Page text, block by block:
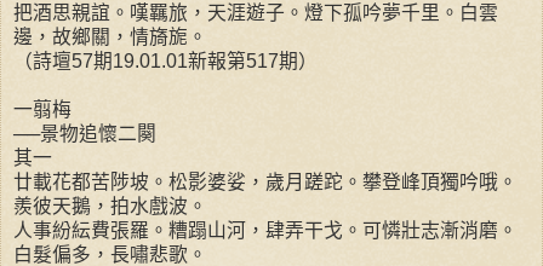
把酒思親誼。嘆羈旅，天涯遊子。燈下孤吟夢千里。白雲
邊，故鄉關，情旖旎。
（詩壇57期19.01.01新報第517期）
一翦梅
──景物追懷二闋
其一
廿載花都苦陟坡。松影婆娑，歲月蹉跎。攀登峰頂獨吟哦。
羨彼天鵝，拍水戲波。
人事紛紜費張羅。糟蹋山河，肆弄干戈。可憐壯志漸消磨。
白髮偏多，長嘯悲歌。